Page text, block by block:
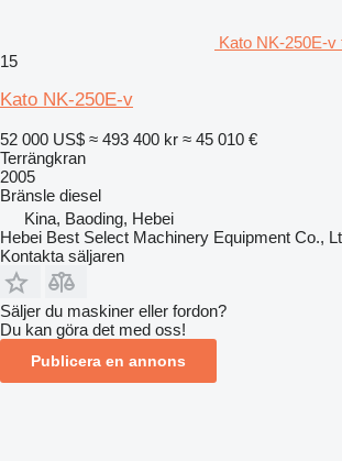
Kato NK-250E-v
15
Kato NK-250E-v
52 000 US$ ≈ 493 400 kr ≈ 45 010 €
Terrängkran
2005
Bränsle diesel
Kina, Baoding, Hebei
Hebei Best Select Machinery Equipment Co.,
Kontakta säljaren
Säljer du maskiner eller fordon?
Du kan göra det med oss!
Publicera en annons